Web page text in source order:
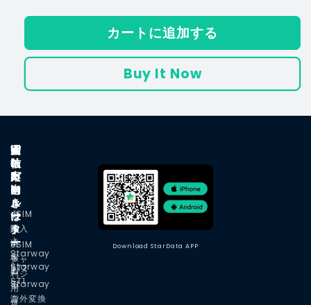
eSIM
数
数
カートに追加する
Buy It Now
W
i
F
i
ル
ー
タ
ー
Starway
ST1
通
信
ガ
ジ
ェ
ッ
ト
Starway
ST2
Starway
海外変換
e
S
I
M
eSIM
購入
eSIM
チャ
ージ
困
っ
た
と
き
は
よ
く
あ
る
ご
会
社
案
内
企
業
情
報
利
用
規
Download StarData APP